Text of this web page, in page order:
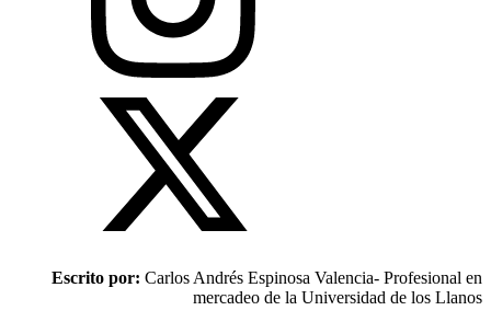
Escrito por: Carlos Andrés Espinosa Valencia- Profesional en
mercadeo de la Universidad de los Llanos